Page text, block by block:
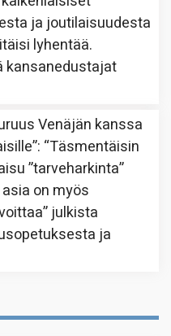
ja joutilaisuudesta
lyhentää.
kansanedustajat
Venäjän kanssa
: “Täsmentäisin
”tarveharkinta”
on myös
julkista
ja